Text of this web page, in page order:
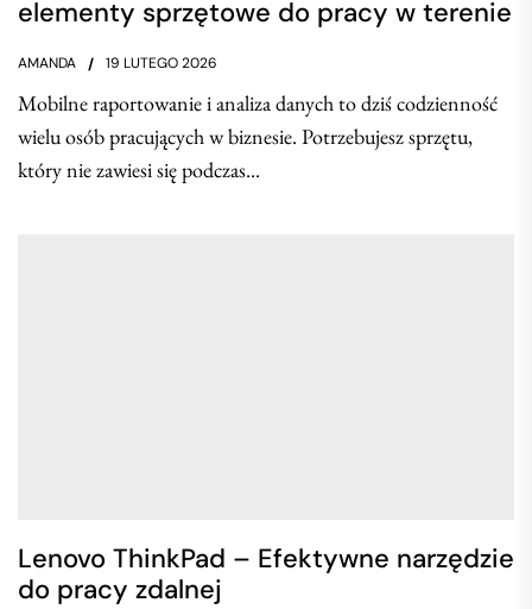
elementy sprzętowe do pracy w terenie
AMANDA 19 LUTEGO 2026
Mobilne raportowanie i analiza danych to dziś codzienność
wielu osób pracujących w biznesie. Potrzebujesz sprzętu,
który nie zawiesi się podczas...
Lenovo ThinkPad – Efektywne narzędzie
do pracy zdalnej